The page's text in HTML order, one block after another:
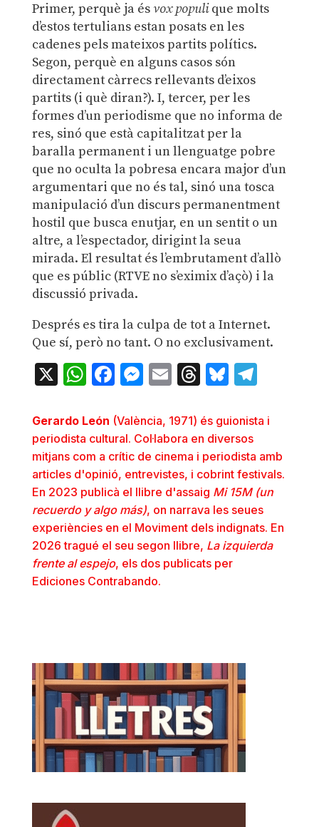
Primer, perquè ja ésvox populique molts
d’estos tertulians estan posats en les
cadenes pels mateixos partits polítics.
Segon, perquè en alguns casos són
directament càrrecs rellevants d’eixos
partits (i què diran?). I, tercer, per les
formes d’un periodisme que no informa de
res, sinó que està capitalitzat per la
baralla permanent i un llenguatge pobre
que no oculta la pobresa encara major d’un
argumentari que no és tal, sinó una tosca
manipulació d’un discurs permanentment
hostil que busca enutjar, en un sentit o un
altre, a l’espectador, dirigint la seua
mirada. El resultat és l’embrutament d’allò
que es públic (RTVE no s’eximix d’açò) i la
discussió privada.
Després es tira la culpa de tot a Internet.
Que sí, però no tant. O no exclusivament.
X WhatsApp
Facebook
Messenger
EmailThreads
Bluesky
Gerardo León (València, 1971) és guionista i
periodista cultural. Col·labora en diversos
mitjans com a crític de cinema i periodista amb
articles d'opinió, entrevistes, i cobrint festivals.
En 2023 publicà el llibre d'assaig Mi 15M (un
recuerdo y algo más), on narrava les seues
experiències en el Moviment dels indignats. En
2026 tragué el seu segon llibre, La izquierda
frente al espejo, els dos publicats per
Ediciones Contrabando.